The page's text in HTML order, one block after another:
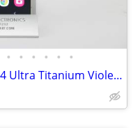
• • • • • •
EXCELLENT - Samsung Galaxy S24 Ultra Titanium Violet 256GB *UNLOCKED*